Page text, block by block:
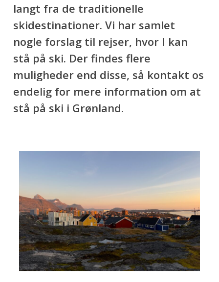
langt fra de traditionelle
skidestinationer. Vi har samlet
nogle forslag til rejser, hvor I kan
stå på ski. Der findes flere
muligheder end disse, så kontakt os
endelig for mere information om at
stå på ski i Grønland.
dages
eventyr
med
storslået
natur
og
kultur